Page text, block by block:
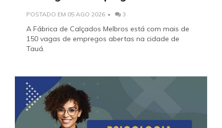
POSTADO EM 05 AGO 2026 3
A Fábrica de Calçados Melbros está com mais de
150 vagas de empregos abertas na cidade de
Tauá.